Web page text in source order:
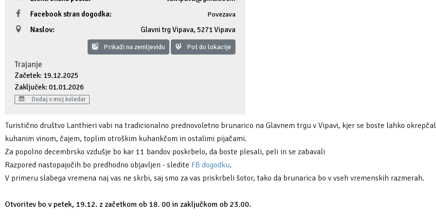
Facebook stran dogodka:
Povezava
Naslov:
Glavni trg Vipava, 5271 Vipava
Prikaži na zemljevidu Pot do lokacije
Trajanje
Začetek: 19.12.2025
Zaključek: 01.01.2026
Dodaj v moj koledar
Turistično društvo Lanthieri vabi na tradicionalno prednovoletno brunarico na Glavnem trgu v Vipavi, kjer se boste lahko
kuhanim vinom, čajem, toplim otroškim kuhankčom in ostalimi pijačami.
Za popolno decembrsko vzdušje bo kar 11 bandov poskrbelo, da boste plesali, peli in se zabavali
Razpored nastopajočih bo predhodno objavljen - sledite FB dogodku.
V primeru slabega vremena naj vas ne skrbi, saj smo za vas priskrbeli šotor, tako da brunarica bo v vseh vremenskih razmerah.
Otvoritev bo v petek, 19.12. z začetkom ob 18. 00 in zaključkom ob 23.00.
Fotogalerija
Ideja za izlet
Raziskuj Vipavo s pomočjo vitezov Vipavskih
Zasebno doživetje lova na tartufe
Pomembni kontakti
Novičke
Publikacije
Poslovne strani
Zelena Vipava